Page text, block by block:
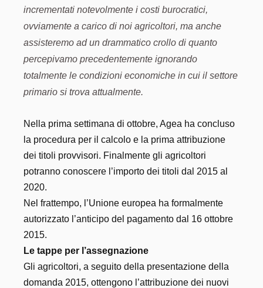
incrementati notevolmente i costi burocratici,
ovviamente a carico di noi agricoltori, ma anche
assisteremo ad un drammatico crollo di quanto
percepivamo precedentemente ignorando
totalmente le condizioni economiche in cui il settore
primario si trova attualmente.
Nella prima settimana di ottobre, Agea ha concluso
la procedura per il calcolo e la prima attribuzione
dei titoli provvisori. Finalmente gli agricoltori
potranno conoscere l’importo dei titoli dal 2015 al
2020.
Nel frattempo, l’Unione europea ha formalmente
autorizzato l’anticipo del pagamento dal 16 ottobre
2015.
Le tappe per l’assegnazione
Gli agricoltori, a seguito della presentazione della
domanda 2015, ottengono l’attribuzione dei nuovi